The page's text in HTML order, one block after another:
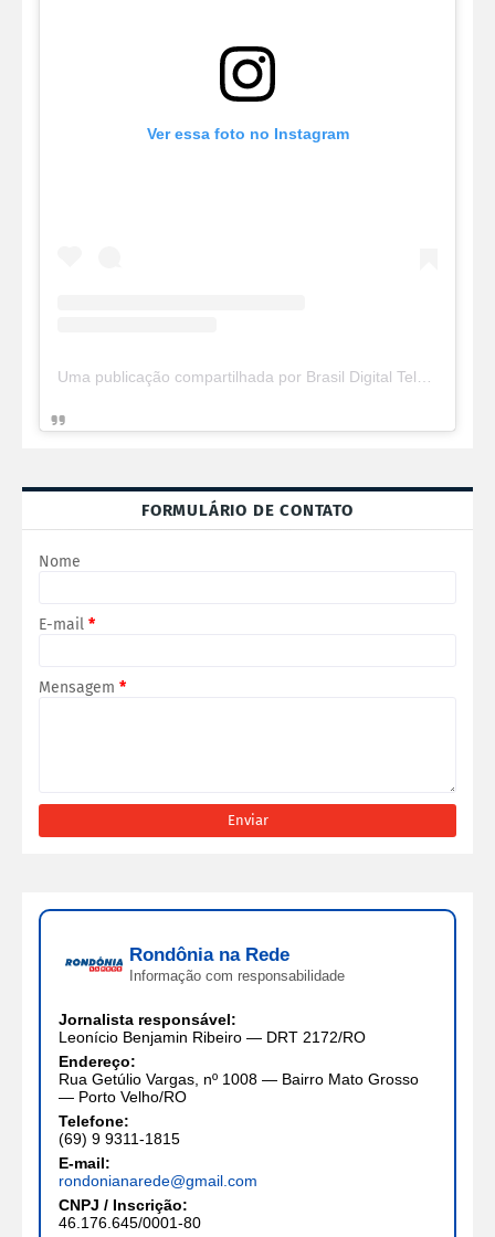
Ver essa foto no Instagram
Uma publicação compartilhada por Brasil Digital Telecom (@brasildigitaltelecom)
FORMULÁRIO DE CONTATO
Nome
E-mail *
Mensagem *
Rondônia na Rede
Informação com responsabilidade
Jornalista responsável:
Leonício Benjamin Ribeiro — DRT 2172/RO
Endereço:
Rua Getúlio Vargas, nº 1008 — Bairro Mato Grosso
— Porto Velho/RO
Telefone:
(69) 9 9311-1815
E-mail:
rondonianarede@gmail.com
CNPJ / Inscrição:
46.176.645/0001-80